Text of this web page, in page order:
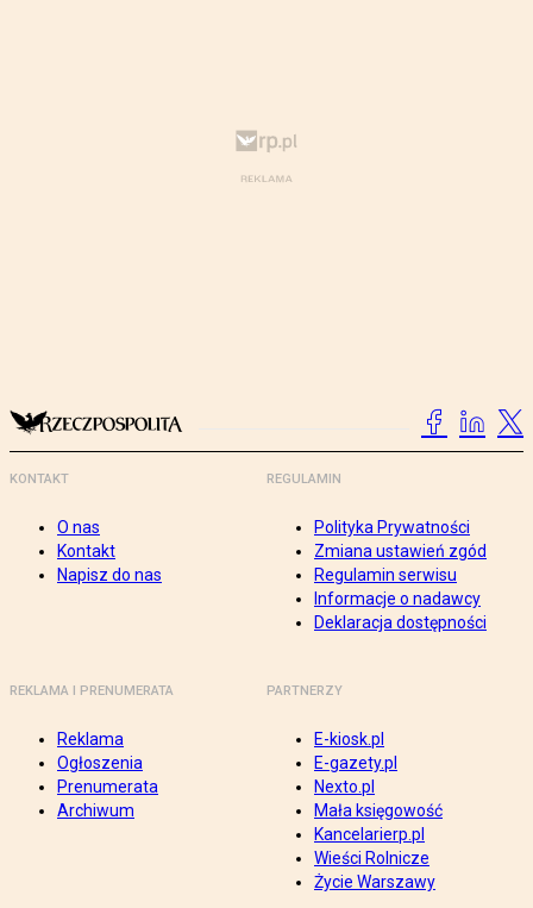
KONTAKT
O nas
Kontakt
Napisz do nas
REGULAMIN
Polityka Prywatności
Zmiana ustawień zgód
Regulamin serwisu
Informacje o nadawcy
Deklaracja dostępności
REKLAMA I PRENUMERATA
Reklama
Ogłoszenia
Prenumerata
Archiwum
PARTNERZY
E-kiosk.pl
E-gazety.pl
Nexto.pl
Mała księgowość
Kancelarierp.pl
Wieści Rolnicze
Życie Warszawy